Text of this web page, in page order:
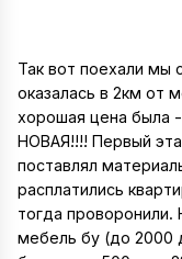
Так вот поехали мы
оказалась в 2км от
хорошая цена была
НОВАЯ!!!! Первый
поставлял
расплатились
тогда проворонили.
мебель бу (до 2000